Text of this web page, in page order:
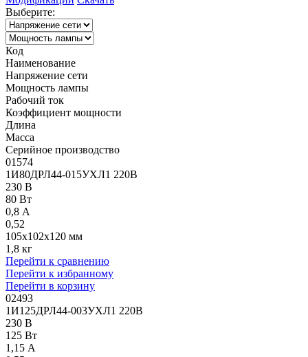
Выберите:
Код
Наименование
Напряжение сети
Мощность лампы
Рабочий ток
Коэффициент мощности
Длина
Масса
Серийное производство
01574
1И80ДРЛ44-015УХЛ1 220В
230 В
80 Вт
0,8 А
0,52
105x102x120 мм
1,8 кг
Перейти к сравнению
Перейти к избранному
Перейти в корзину
02493
1И125ДРЛ44-003УХЛ1 220В
230 В
125 Вт
1,15 А